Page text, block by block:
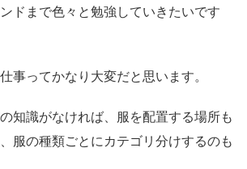
ドまで色々と勉強していきたいです
事ってかなり大変だと思います。
知識がなければ、服を配置する場所も
服の種類ごとにカテゴリ分けするのも